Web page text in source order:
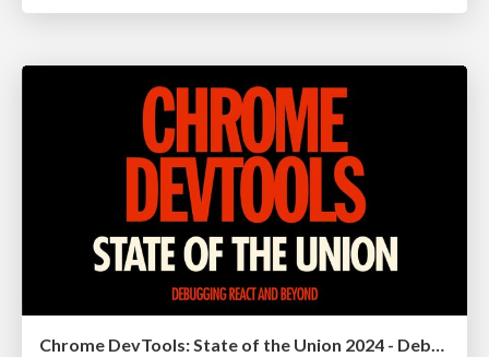
Chrome DevTools: State of the Union 2024 - Debugging React & Beyond